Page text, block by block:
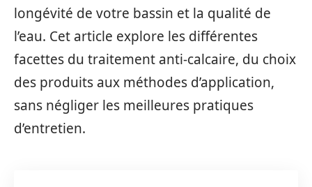
longévité de votre bassin et la qualité de
l’eau. Cet article explore les différentes
facettes du traitement anti-calcaire, du choix
des produits aux méthodes d’application,
sans négliger les meilleures pratiques
d’entretien.